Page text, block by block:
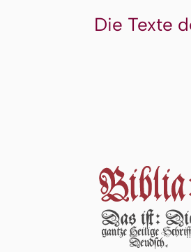
Die Texte